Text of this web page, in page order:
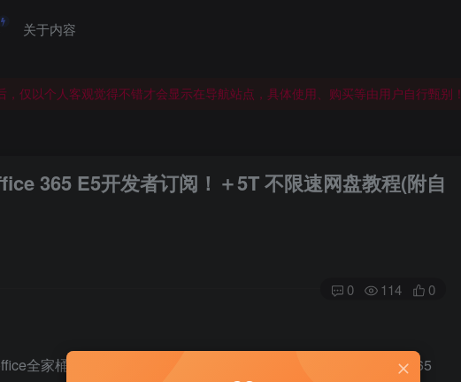
关于内容
仅以个人客观觉得不错才会显示在导航站点，具体使用、购买等由用户自行甄别！
仅以个人客观觉得不错才会显示在导航站点，具体使用、购买等由用户自行甄别！
365 E5开发者订阅！＋5T 不限速网盘教程(附自
0 114 0
全家桶，申请一次开发者计划可以获得为期90天的免费 Office365